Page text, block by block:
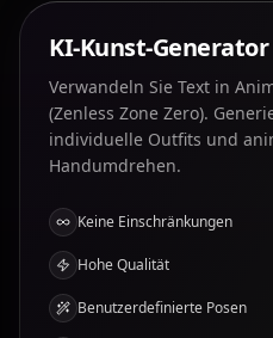
KI-Kunst-Generator
Verwandeln Sie Text in
(Zenless Zone Zero).
individuelle Outfits und
Handumdrehen.
Keine Einschränkungen
Hohe Qualität
Benutzerdefinierte Posen